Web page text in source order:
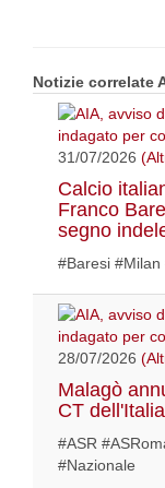
Notizie correlate
31/07/2026
Calcio
Franco
segno
#Baresi #Milan
28/07/2026
Malagò
CT
#ASR
#Nazionale